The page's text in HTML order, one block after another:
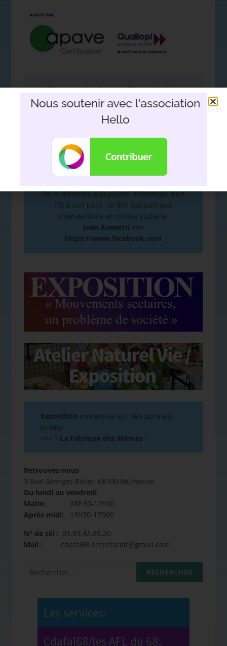
Nous soutenir avec l'association
Hello
De la mémoire à la plume. Hommage d’un
fils à son père. Le film support aux
interventions en milieu scolaire.
Jean Anesetti ==>
https://www.facebook.com
Exposition immersive sur des portraits
(vidéo)
==> " La Fabrique des Mômes "
Retrouvez-nous
3 Rue Georges Risler, 68100 Mulhouse
Du lundi au vendredi
Matin: 08h30-12h00
Après midi: 13h30-17h00
N° de tél : 03.89.42.85.20
Mail : cdafal68.secretariat@gmail.com